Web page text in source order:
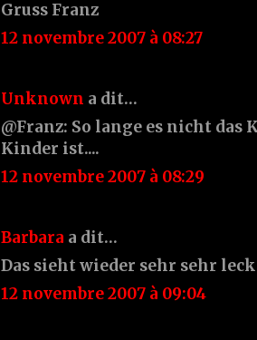
Gruss Franz
12 novembre 2007 à 08:27
Unknown a dit…
@Franz: So lange es nicht das
Kinder ist....
12 novembre 2007 à 08:29
Barbara a dit…
Das sieht wieder sehr sehr
12 novembre 2007 à 09:04